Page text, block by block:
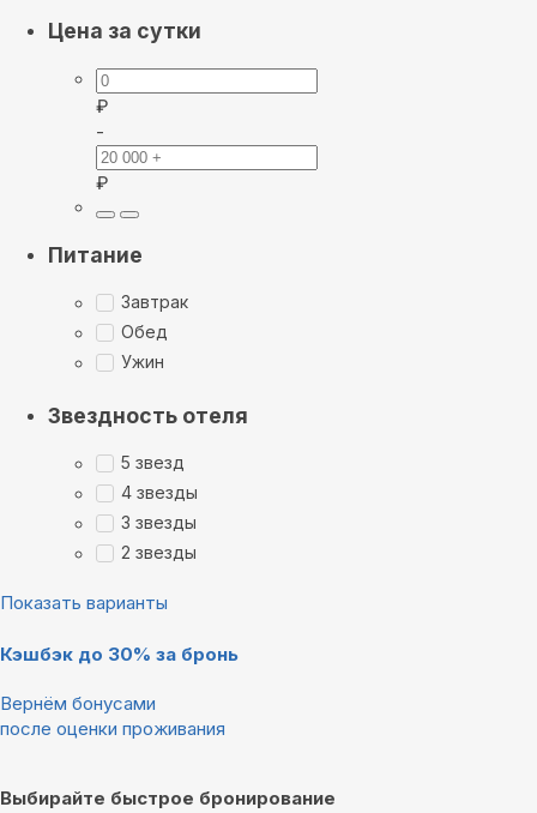
Цена за сутки
₽
-
₽
Питание
Завтрак
Обед
Ужин
Звездность отеля
5 звезд
4 звезды
3 звезды
2 звезды
Показать варианты
Кэшбэк до 30% за бронь
Вернём бонусами
после оценки проживания
Выбирайте быстрое бронирование